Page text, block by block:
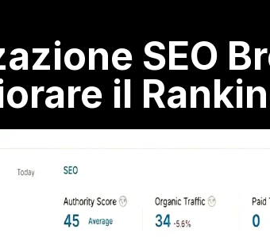
SEO
il